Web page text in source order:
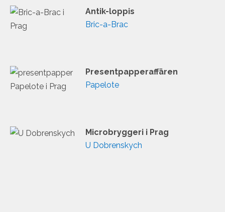
Antik-loppis
Bric-a-Brac
Presentpapperaffären
Papelote
Microbryggeri i Prag
U Dobrenskych